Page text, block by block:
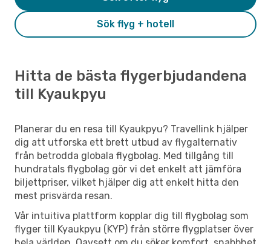
Sök flyg + hotell
Hitta de bästa flygerbjudandena
till Kyaukpyu
Planerar du en resa till Kyaukpyu? Travellink hjälper
dig att utforska ett brett utbud av flygalternativ
från betrodda globala flygbolag. Med tillgång till
hundratals flygbolag gör vi det enkelt att jämföra
biljettpriser, vilket hjälper dig att enkelt hitta den
mest prisvärda resan.
Vår intuitiva plattform kopplar dig till flygbolag som
flyger till Kyaukpyu (KYP) från större flygplatser över